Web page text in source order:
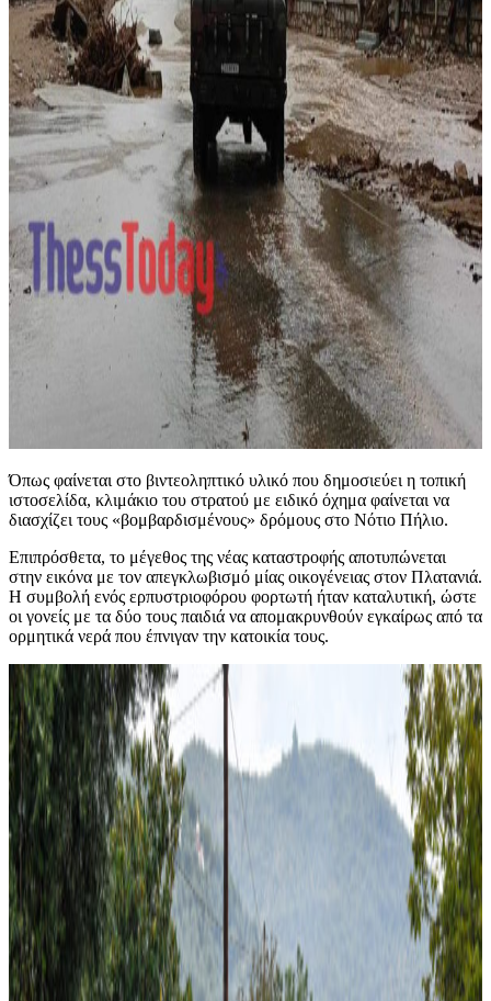
Όπως φαίνεται στο βιντεοληπτικό υλικό που δημοσιεύει η τοπική
ιστοσελίδα, κλιμάκιο του στρατού με ειδικό όχημα φαίνεται να
διασχίζει τους «βομβαρδισμένους» δρόμους στο Νότιο Πήλιο.
Επιπρόσθετα, το μέγεθος της νέας καταστροφής αποτυπώνεται
στην εικόνα με τον απεγκλωβισμό μίας οικογένειας στον Πλατανιά.
Η συμβολή ενός ερπυστριοφόρου φορτωτή ήταν καταλυτική, ώστε
οι γονείς με τα δύο τους παιδιά να απομακρυνθούν εγκαίρως από τα
ορμητικά νερά που έπνιγαν την κατοικία τους.